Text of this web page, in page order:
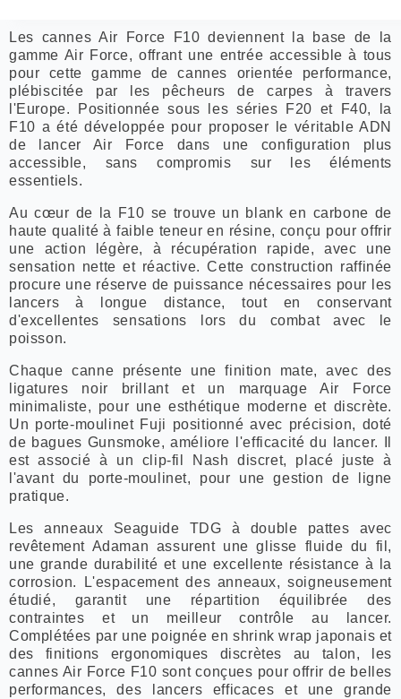
Les cannes Air Force F10 deviennent la base de la
gamme Air Force, offrant une entrée accessible à tous
pour cette gamme de cannes orientée performance,
plébiscitée par les pêcheurs de carpes à travers
l'Europe. Positionnée sous les séries F20 et F40, la
F10 a été développée pour proposer le véritable ADN
de lancer Air Force dans une configuration plus
accessible, sans compromis sur les éléments
essentiels.
Au cœur de la F10 se trouve un blank en carbone de
haute qualité à faible teneur en résine, conçu pour offrir
une action légère, à récupération rapide, avec une
sensation nette et réactive. Cette construction raffinée
procure une réserve de puissance nécessaires pour les
lancers à longue distance, tout en conservant
d'excellentes sensations lors du combat avec le
poisson.
Chaque canne présente une finition mate, avec des
ligatures noir brillant et un marquage Air Force
minimaliste, pour une esthétique moderne et discrète.
Un porte-moulinet Fuji positionné avec précision, doté
de bagues Gunsmoke, améliore l'efficacité du lancer. Il
est associé à un clip-fil Nash discret, placé juste à
l'avant du porte-moulinet, pour une gestion de ligne
pratique.
Les anneaux Seaguide TDG à double pattes avec
revêtement Adaman assurent une glisse fluide du fil,
une grande durabilité et une excellente résistance à la
corrosion. L'espacement des anneaux, soigneusement
étudié, garantit une répartition équilibrée des
contraintes et un meilleur contrôle au lancer.
Complétées par une poignée en shrink wrap japonais et
des finitions ergonomiques discrètes au talon, les
cannes Air Force F10 sont conçues pour offrir de belles
performances, des lancers efficaces et une grande